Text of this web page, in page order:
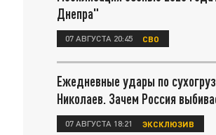
Днепра"
07 АВГУСТА 20:45 СВО
Ежедневные удары по
Николаев. Зачем Россия
07 АВГУСТА 18:21 ЭКСКЛЮЗИВ